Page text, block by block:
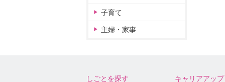
子育て
主婦・家事
しごとを探す キャリアアップ